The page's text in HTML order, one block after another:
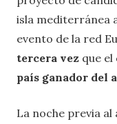
isla mediterránea
evento de la red
tercera vez que
país ganador del
La noche previa al